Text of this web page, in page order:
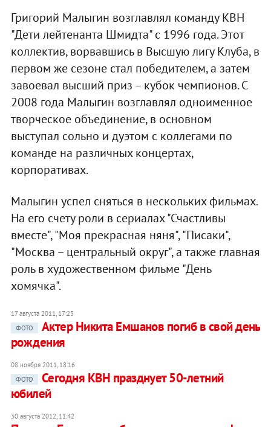
Григорий Малыгин возглавлял команду КВН
"Дети лейтенанта Шмидта" с 1996 года. Этот
коллектив, ворвавшись в Высшую лигу Клуба, в
первом же сезоне стал победителем, а затем
завоевал высший приз – кубок чемпионов. С
2008 года Малыгин возглавлял одноименное
творческое объединение, в основном
выступал сольно и дуэтом с коллегами по
команде на различных концертах,
корпоративах.
Малыгин успел сняться в нескольких фильмах.
На его счету роли в сериалах "Счастливы
вместе", "Моя прекрасная няня", "Писаки",
"Москва – центральный округ", а также главная
роль в художественном фильме "День
хомячка".
17 августа 2011, 17:23
ФОТО
Актер Никита Емшанов погиб в свой день
рождения
08 ноября 2011, 18:16
ФОТО
Сегодня КВН празднует 50-летний
юбилей
30 августа 2012, 11:42